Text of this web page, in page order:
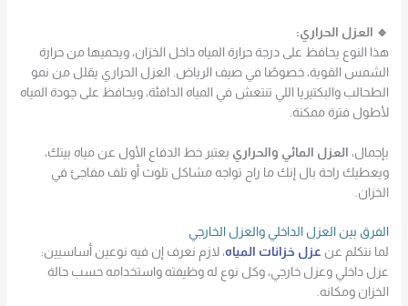
🔹 العزل الحراري:
هذا النوع يحافظ على درجة حرارة المياه داخل الخزان، ويحميها من حرارة
الشمس القوية، خصوصًا في صيف الرياض. العزل الحراري يقلل من نمو
الطحالب والبكتيريا اللي تنتعش في المياه الدافئة، ويحافظ على جودة المياه
لأطول فترة ممكنة.
بإجمال، العزل المائي والحراري يعتبر خط الدفاع الأول عن مياه بيتك،
ويعطيك راحة بال إنك ما راح تواجه مشاكل تلوث أو تلف مفاجئ في
الخزان.
الفرق بين العزل الداخلي والعزل الخارجي
لما نتكلم عن عزل خزانات المياه، لازم نعرف إن فيه نوعين أساسيين:
عزل داخلي وعزل خارجي، وكل نوع له وظيفته واستخدامه حسب حالة
الخزان ومكانه.